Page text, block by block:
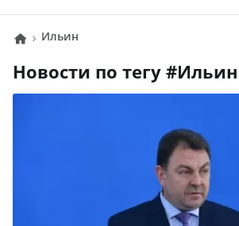
Ильин
Новости по тегу # Ильин